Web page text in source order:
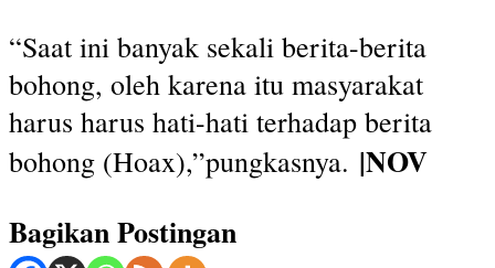
“Saat ini banyak sekali berita-berita
bohong, oleh karena itu masyarakat
harus harus hati-hati terhadap berita
bohong (Hoax),”pungkasnya. |NOV
Bagikan Postingan